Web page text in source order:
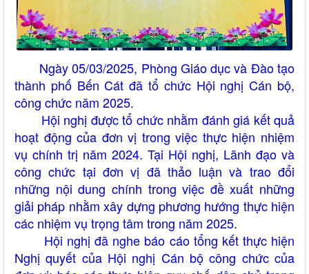
Ngày 05/03/2025, Phòng Giáo dục và Đào tạo
thành phố Bến Cát đã tổ chức Hội nghị Cán bộ,
công chức năm 2025.
Hội nghị được tổ chức nhằm đánh giá kết quả
hoạt động của đơn vị trong việc thực hiện nhiệm
vụ chính trị năm 2024. Tại Hội nghị, Lãnh đạo và
công chức tại đơn vị đã thảo luận và trao đổi
những nội dung chính trong việc đề xuất những
giải pháp nhằm xây dựng phương hướng thực hiện
các nhiệm vụ trọng tâm trong năm 2025.
Hội nghị đã nghe báo cáo tổng kết thực hiện
Nghị quyết của Hội nghị Cán bộ công chức của